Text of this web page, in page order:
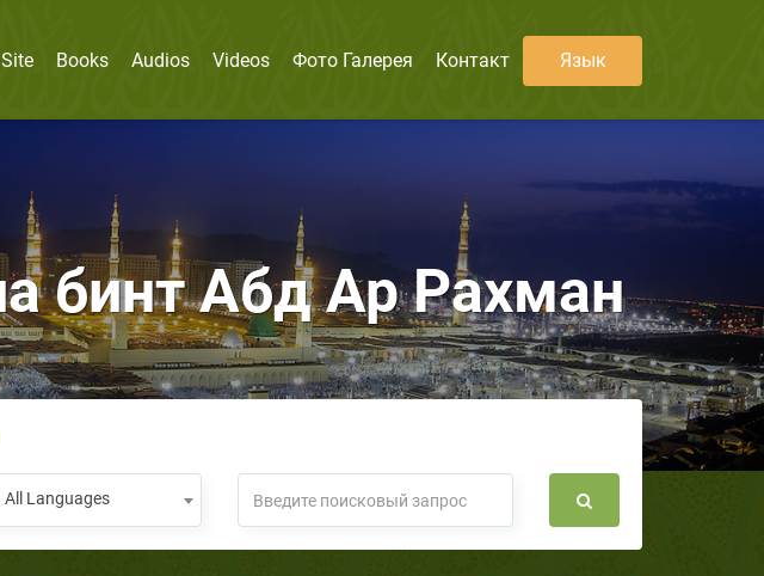
Books Audios Videos Фото Галерея Контакт Язык
бинт Абд Ар Рахман
All Languages